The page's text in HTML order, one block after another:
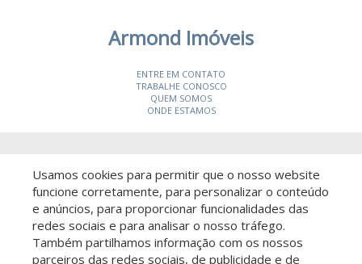
Armond Imóveis
ENTRE EM CONTATO
TRABALHE CONOSCO
QUEM SOMOS
ONDE ESTAMOS
Usamos cookies para permitir que o nosso website
funcione corretamente, para personalizar o conteúdo
e anúncios, para proporcionar funcionalidades das
redes sociais e para analisar o nosso tráfego.
Também partilhamos informação com os nossos
parceiros das redes sociais, de publicidade e de